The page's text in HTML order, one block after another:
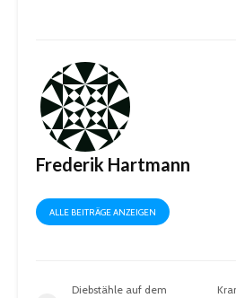
Frederik Hartmann
ALLE BEITRÄGE ANZEIGEN
Diebstähle auf dem